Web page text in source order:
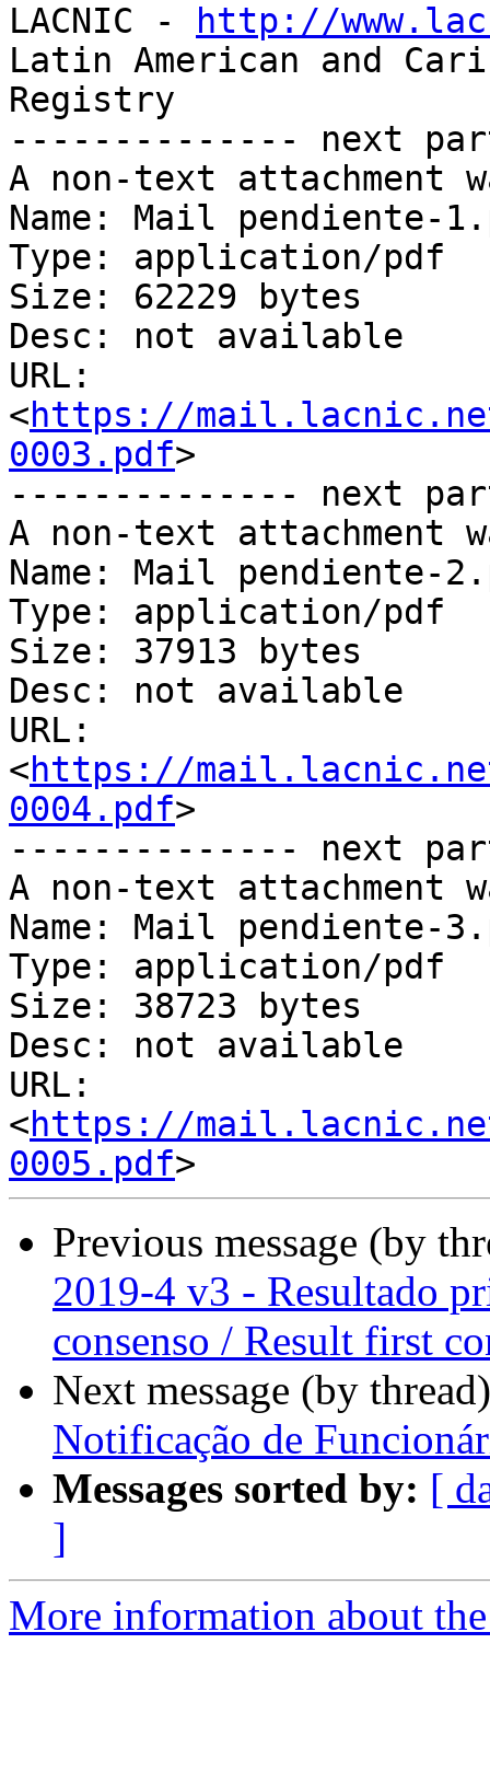
LACNIC -
http://
Latin American and
Registry
-------------- next
A non-text attachment
Name: Mail pendiente-
Type: application/pdf
Size: 62229 bytes
Desc: not available
URL:
<https://
0003.pdf>
-------------- next
A non-text attachment
Name: Mail pendiente-
Type: application/pdf
Size: 37913 bytes
Desc: not available
URL:
<https://
0004.pdf>
-------------- next
A non-text attachment
Name: Mail pendiente-
Type: application/pdf
Size: 38723 bytes
Desc: not available
URL:
<https://
0005.pdf
Previous message (by
2019-4 v3 - Resultado
consenso / Result first
Next message (by
Notificação de
Messages sorted by: [
]
More information about